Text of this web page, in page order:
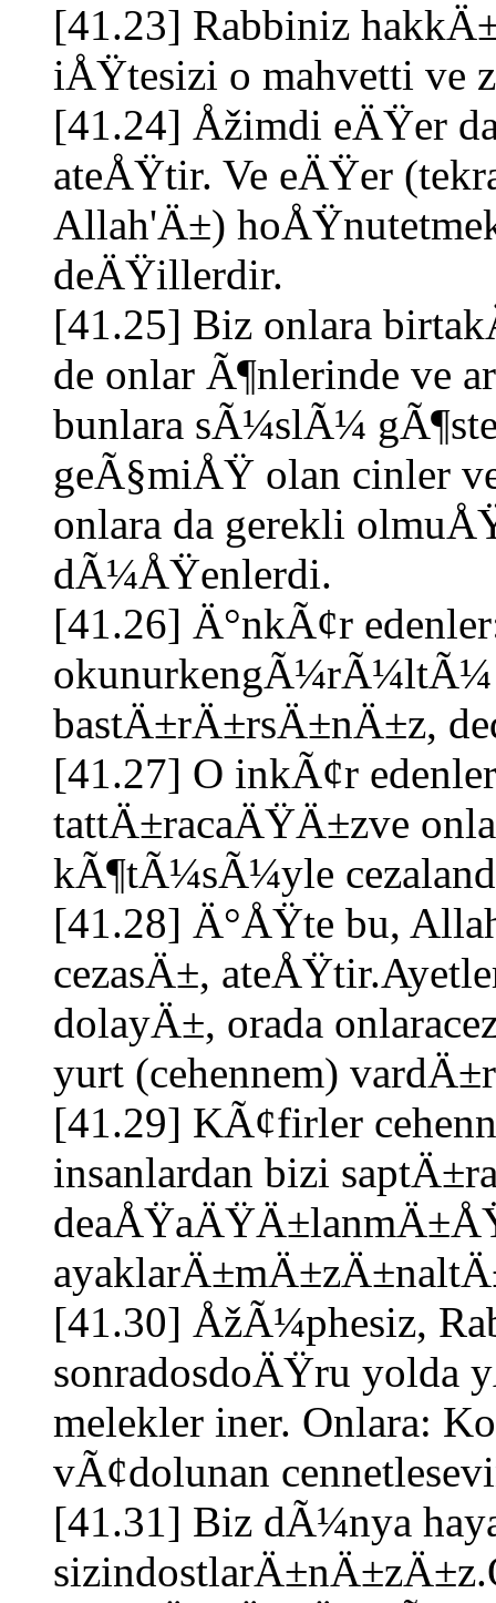
[41.23] Rabbiniz
iÅŸtesizi o mahvetti ve
[41.24] Åžimdi eÄŸer
ateÅŸtir. Ve eÄŸer
Allah'Ä±)
deÄŸillerdir.
[41.25] Biz onlara
de onlar Ã¶nlerinde ve
bunlara sÃ¼slÃ¼
geÃ§miÅŸ olan cinler
onlara da gerekli
dÃ¼ÅŸenlerdi.
[41.26] Ä°nkÃ¢r
okunurkengÃ¼rÃ¼ltÃ¼
bastÄ±rÄ±rsÄ±nÄ±z,
[41.27] O inkÃ¢r
tattÄ±racaÄŸÄ±zve
kÃ¶tÃ¼sÃ¼yle
[41.28] Ä°ÅŸte bu,
cezasÄ±,
dolayÄ±, orada
yurt (cehennem)
[41.29] KÃ¢firler
insanlardan bizi
[41.30] ÅžÃ¼phesiz,
sonradosdoÄŸru
melekler iner. Onlara:
vÃ¢dolunan
[41.31] Biz dÃ¼nya